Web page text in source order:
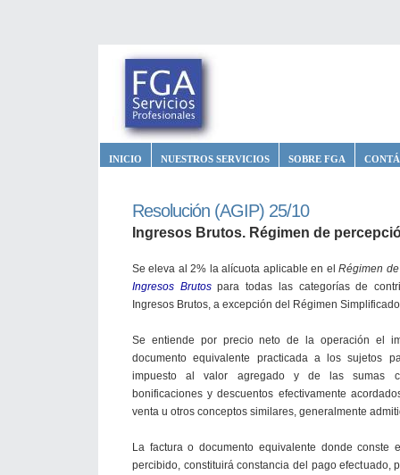
INICIO NUESTROS SERVICIOS SOBRE FGA
Resolución (AGIP) 25/10
Ingresos Brutos. Régimen de
Se eleva al 2% la alícuota aplicable en elRégimen
Ingresos Brutospara todas las categorías de
Ingresos Brutos, a excepción del Régimen
Se entiende por precio neto de la operación el
documento equivalente practicada a los sujetos
impuesto al valor agregado y de las sumas
bonificaciones y descuentos efectivamente
venta u otros conceptos similares, generalmente
La factura o documento equivalente donde conste
percibido, constituirá constancia del pago efectuado,